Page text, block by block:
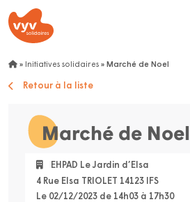
» Initiatives solidaires » Marché de Noel
Retour à la liste
Marché de Noel
EHPAD Le Jardin d’Elsa
4 Rue Elsa TRIOLET 14123 IFS
Le 02/12/2023 de 14h03 à 17h30